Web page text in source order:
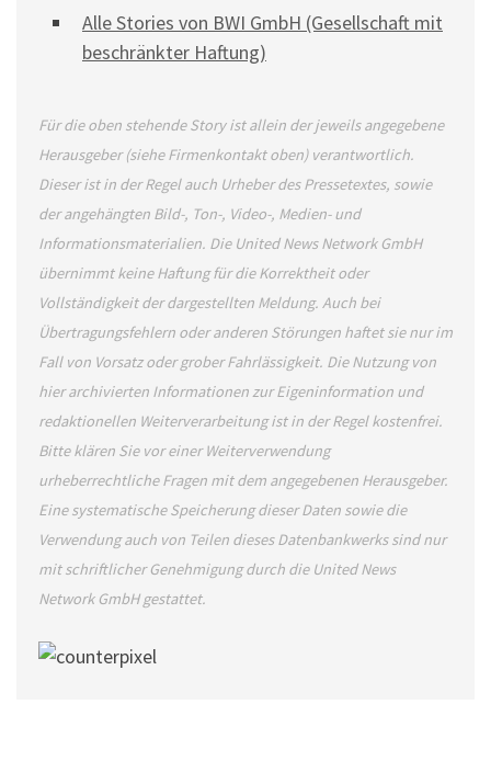
Alle Stories von BWI GmbH (Gesellschaft mit
beschränkter Haftung)
Für die oben stehende Story ist allein der jeweils angegebene
Herausgeber (siehe Firmenkontakt oben) verantwortlich.
Dieser ist in der Regel auch Urheber des Pressetextes, sowie
der angehängten Bild-, Ton-, Video-, Medien- und
Informationsmaterialien. Die United News Network GmbH
übernimmt keine Haftung für die Korrektheit oder
Vollständigkeit der dargestellten Meldung. Auch bei
Übertragungsfehlern oder anderen Störungen haftet sie nur im
Fall von Vorsatz oder grober Fahrlässigkeit. Die Nutzung von
hier archivierten Informationen zur Eigeninformation und
redaktionellen Weiterverarbeitung ist in der Regel kostenfrei.
Bitte klären Sie vor einer Weiterverwendung
urheberrechtliche Fragen mit dem angegebenen Herausgeber.
Eine systematische Speicherung dieser Daten sowie die
Verwendung auch von Teilen dieses Datenbankwerks sind nur
mit schriftlicher Genehmigung durch die United News
Network GmbH gestattet.